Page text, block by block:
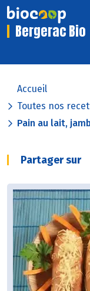
Bergerac Bio
Accueil
Toutes nos
Pain au lait,
Partager sur